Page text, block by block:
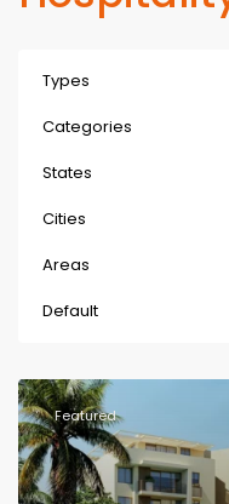
Types
Categories
States
Cities
Areas
Default
Featured